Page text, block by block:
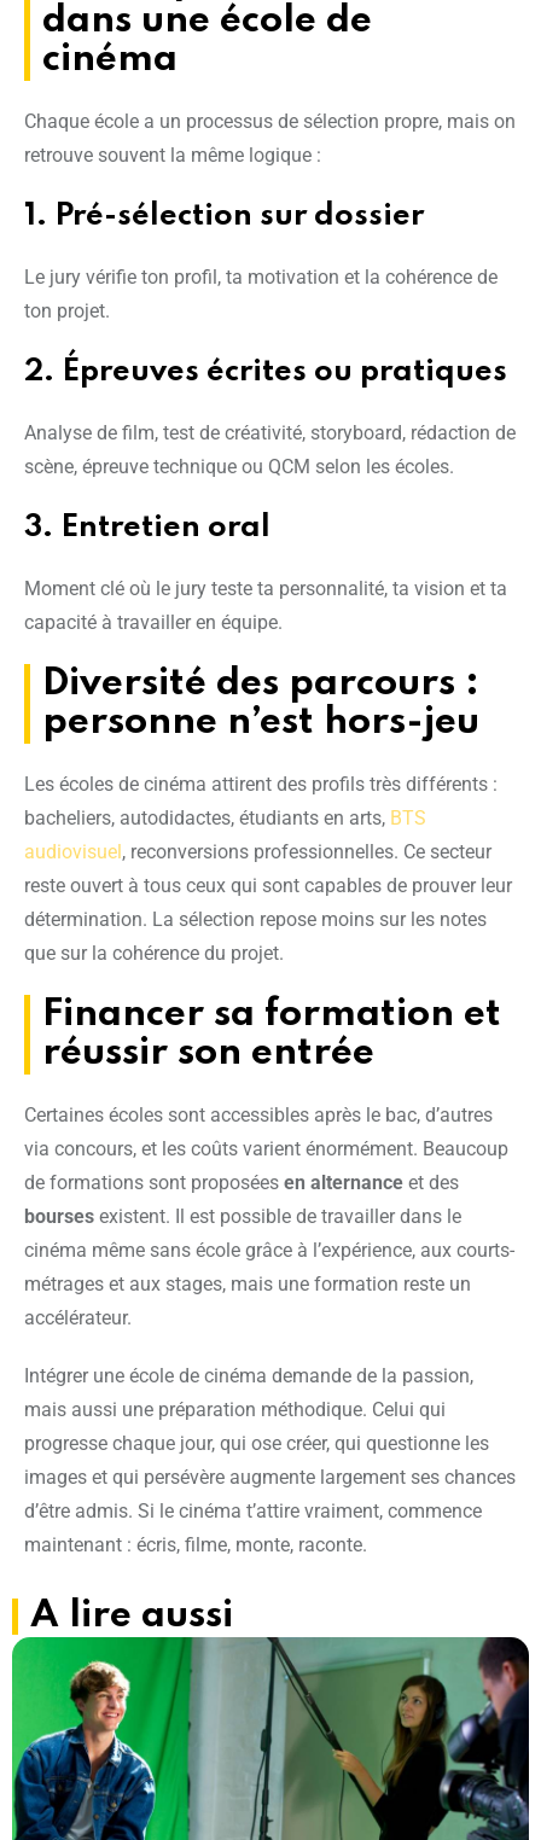
dans une école de
cinéma
Chaque école a un processus de sélection propre, mais on
retrouve souvent la même logique :
1. Pré-sélection sur dossier
Le jury vérifie ton profil, ta motivation et la cohérence de
ton projet.
2. Épreuves écrites ou pratiques
Analyse de film, test de créativité, storyboard, rédaction de
scène, épreuve technique ou QCM selon les écoles.
3. Entretien oral
Moment clé où le jury teste ta personnalité, ta vision et ta
capacité à travailler en équipe.
Diversité des parcours :
personne n’est hors-jeu
Les écoles de cinéma attirent des profils très différents :
bacheliers, autodidactes, étudiants en arts, BTS
audiovisuel, reconversions professionnelles. Ce secteur
reste ouvert à tous ceux qui sont capables de prouver leur
détermination. La sélection repose moins sur les notes
que sur la cohérence du projet.
Financer sa formation et
réussir son entrée
Certaines écoles sont accessibles après le bac, d’autres
via concours, et les coûts varient énormément. Beaucoup
de formations sont proposées en alternance et des
bourses existent. Il est possible de travailler dans le
cinéma même sans école grâce à l’expérience, aux courts-
métrages et aux stages, mais une formation reste un
accélérateur.
Intégrer une école de cinéma demande de la passion,
mais aussi une préparation méthodique. Celui qui
progresse chaque jour, qui ose créer, qui questionne les
images et qui persévère augmente largement ses chances
d’être admis. Si le cinéma t’attire vraiment, commence
maintenant : écris, filme, monte, raconte.
A lire aussi